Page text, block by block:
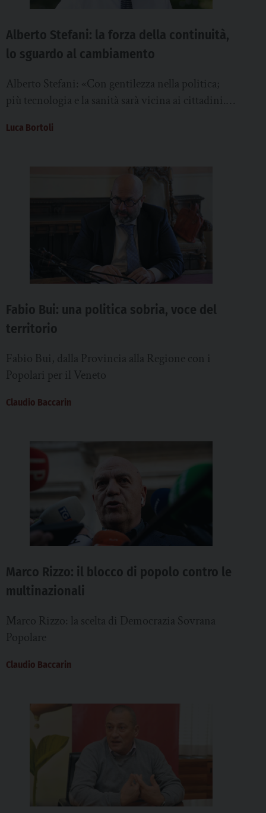
Alberto Stefani: la forza della continuità,
lo sguardo al cambiamento
Alberto Stefani: «Con gentilezza nella politica;
più tecnologia e la sanità sarà vicina ai cittadini.
Luca Bortoli
Fabio Bui: una politica sobria, voce del
territorio
Fabio Bui, dalla Provincia alla Regione con i
Popolari per il Veneto
Claudio Baccarin
Marco Rizzo: il blocco di popolo contro le
multinazionali
Marco Rizzo: la scelta di Democrazia Sovrana
Popolare
Claudio Baccarin